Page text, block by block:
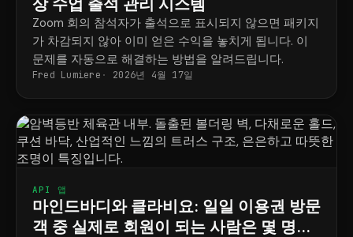
상 수업 출석 관리 시스템
Zoom 회의 참석자가 출석으로 표시되지 않으면 패키지
가 차감되지 않아 이미 얻은 수익을 놓치게 됩니다. 이
문제를 자동으로 해결하는 방법을 알려드립니다.
Fred Lumiere 2026년 4월 17일
API 앱
마인드바디와 클라비요: 일일 이용권 방문
객 중 실제로 회원이 되는 사람은 몇 명이